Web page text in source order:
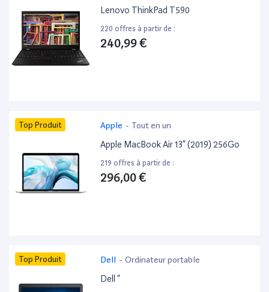
bureautique
Lenovo ThinkPad T590
220 offres à partir de :
240,99 €
Top Produit Apple - Tout en un
Apple MacBook Air 13” (2019) 256Go
219 offres à partir de :
296,00 €
Top Produit Dell - Ordinateur portable
Dell ”